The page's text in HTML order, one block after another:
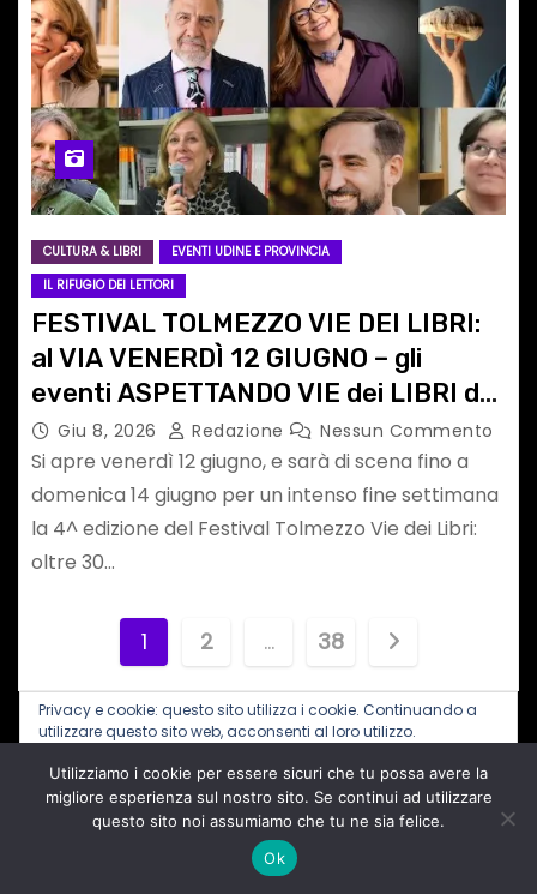
CULTURA & LIBRI
EVENTI UDINE E PROVINCIA
IL RIFUGIO DEI LETTORI
FESTIVAL TOLMEZZO VIE DEI LIBRI:
al VIA VENERDÌ 12 GIUGNO – gli
eventi ASPETTANDO VIE dei LIBRI dal
10 giugno
Giu 8, 2026 Redazione Nessun Commento
Si apre venerdì 12 giugno, e sarà di scena fino a
domenica 14 giugno per un intenso fine settimana
la 4^ edizione del Festival Tolmezzo Vie dei Libri:
oltre 30…
a
g
i
1 2 … 38
Seguici sui SOCIAL
Utilizziamo i cookie per essere sicuri che tu possa avere la
migliore esperienza sul nostro sito. Se continui ad utilizzare
questo sito noi assumiamo che tu ne sia felice.
Ok
Privacy e cookie: questo sito utilizza i cookie. Continuando a
utilizzare questo sito web, acconsenti al loro utilizzo.
Per ulteriori informazioni, anche sul controllo dei cookie, leggi
qui:Informativa sui cookie